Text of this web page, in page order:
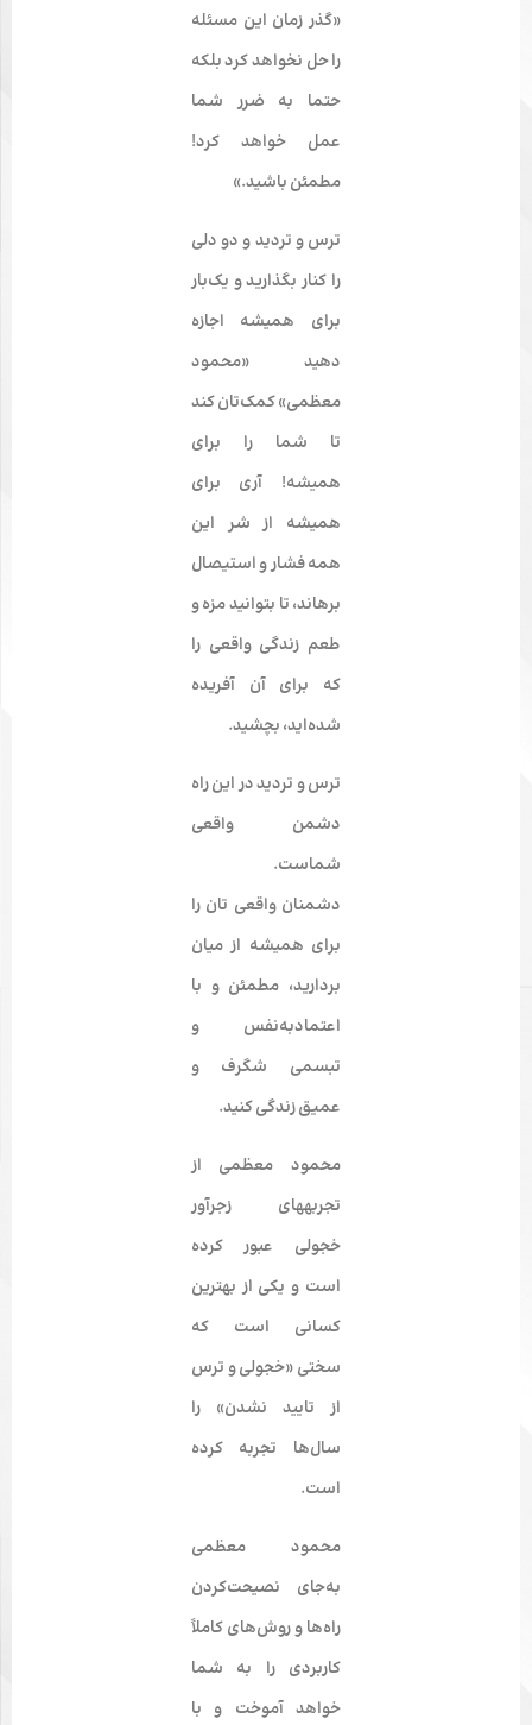
«گذر زمان این مسئله
را حل نخواهد کرد بلکه
حتما به ضرر شما
عمل خواهد کرد!
مطمئن باشید.»
ترس و تردید و دو دلی
را کنار بگذارید و یک‌بار
برای همیشه اجازه
دهید «محمود
معظمی» کمک‌تان کند
تا شما را برای
همیشه! آری برای
همیشه از شر این
همه فشار و استیصال
برهاند، تا بتوانید مزه و
طعم زندگی واقعی را
که برای آن آفریده
شده‌اید، بچشید.
ترس و تردید در این راه
دشمن واقعی
شماست.
دشمنان واقعی تان را
برای همیشه از میان
بردارید، مطمئن و با
اعتمادبه‌نفس و
تبسمی شگرف و
عمیق زندگی کنید.
محمود معظمی از
تجربه‎های زجرآور
خجولی عبور کرده
است و یکی از بهترین
کسانی است که
سختی «خجولی و ترس
از تایید نشدن» را
سال‌ها تجربه کرده
است.
محمود معظمی
به‌جای نصیحت‌کردن
راه‌ها و روش‌های کاملاً
کاربردی را به شما
خواهد آموخت و با